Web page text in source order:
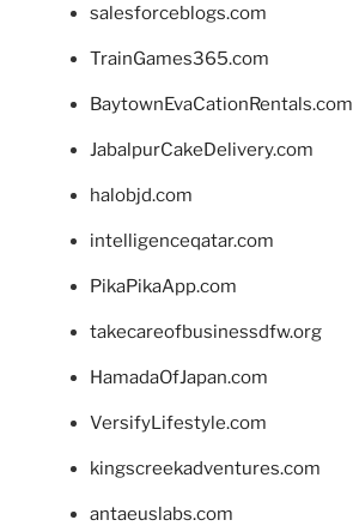
salesforceblogs.com
TrainGames365.com
BaytownEvaCationRentals.com
JabalpurCakeDelivery.com
halobjd.com
intelligenceqatar.com
PikaPikaApp.com
takecareofbusinessdfw.org
HamadaOfJapan.com
VersifyLifestyle.com
kingscreekadventures.com
antaeuslabs.com